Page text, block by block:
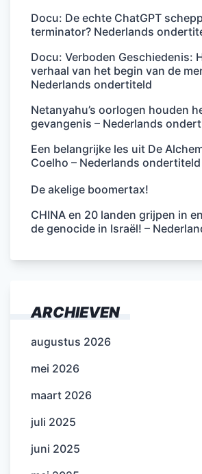
Docu: De echte ChatGPT
terminator? Nederlands
Docu: Verboden Geschiedenis:
verhaal van het begin van de
Nederlands ondertiteld
Netanyahu’s oorlogen houden
gevangenis – Nederlands
Een belangrijke les uit De
Coelho – Nederlands ondertiteld
De akelige boomertax!
CHINA en 20 landen grijpen in
de genocide in Israël! –
ARCHIEVEN
augustus 2026
mei 2026
maart 2026
juli 2025
juni 2025